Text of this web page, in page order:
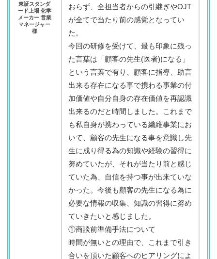
東証スタンダ
ード上場 化学
メーカー 営業
マネージャー
様
おらず、全担当者からの引継ぎやOJT
が全てで当たり前の感覚となってい
た。
今回の研修を受けて、最も印象に残っ
た言葉は「顧客の先生(医者)になる」
という言葉で有り、顧客に指導、助言
出来る存在になる事で携わる事業の付
加価値や自分自身の存在価値を再認識
出来るのだと時間しました。これまで
も私自身が携わっている繊維事業にお
いて、顧客の先生になる事を意識し先
生に成り得る為の知識や経験の習得に
努めていたが、それが当たり前と感じ
ていた為、自信を持つ事が出来ていな
かった。今後も顧客の先生になる為に
必要な情報の収集、知識の習得に努め
ていきたいと感じました。
①商談前準備手法について
時間が無いとの理由で、これまで引き
合いを頂いた顧客へのヒアリングによ